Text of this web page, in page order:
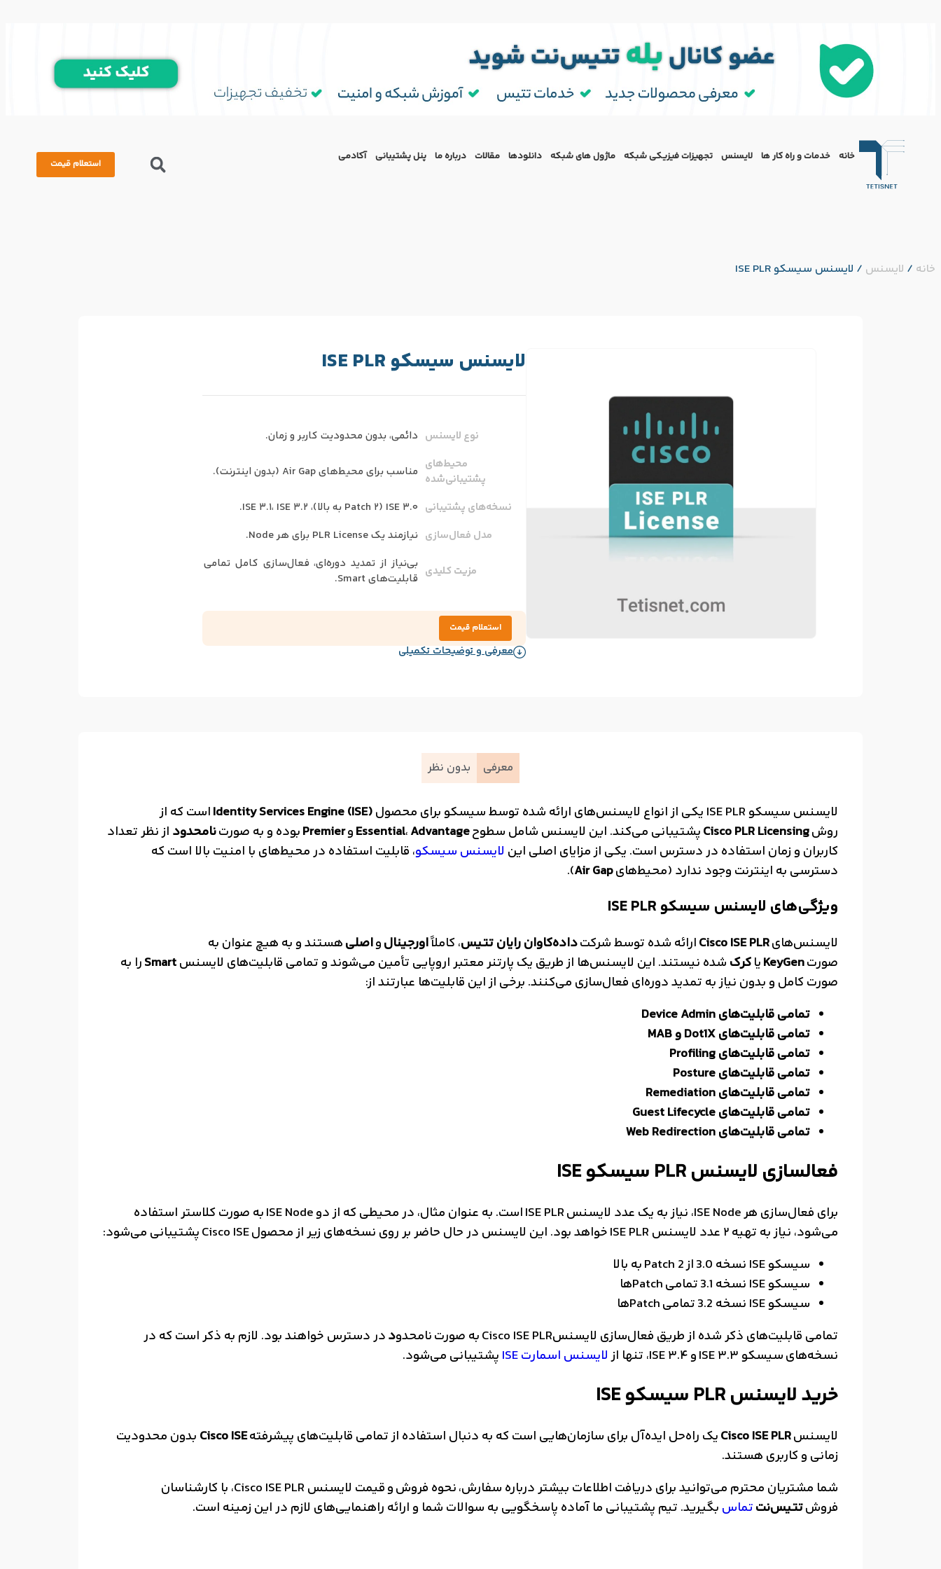
خانه خدمات و راه کار ها لایسنس تجهیزات فیزیکی شبکه ماژول‌ های شبکه دانلودها مقالات درباره ما پنل پشتیبانی آکادمی
استعلام قیمت
خانه / لایسنس / لایسنس سیسکو ISE PLR
لایسنس سیسکو ISE PLR
نوع لایسنس دائمی، بدون محدودیت کاربر و زمان.
محیط‌های
پشتیبانی‌شده مناسب برای محیط‌های Air Gap (بدون اینترنت).
نسخه‌های پشتیبانی ISE 3.0 (Patch 2 به بالا)، ISE 3.1، ISE 3.2.
مدل فعال‌سازی نیازمند یک PLR License برای هر Node.
مزیت کلیدی بی‌نیاز از تمدید دوره‌ای، فعال‌سازی کامل تمامی
قابلیت‌های Smart.
استعلام قیمت
معرفی و توضیحات تکمیلی
معرفی بدون نظر
لایسنس سیسکو ISE PLR یکی از انواع لایسنس‌های ارائه شده توسط سیسکو برای محصول Identity Services Engine (ISE)است که از
روشCisco PLR Licensingپشتیبانی می‌کند. این لایسنس شامل سطوح Essential،Advantage وPremierبوده و به صورتنامحدود از نظر تعداد
کاربران و زمان استفاده در دسترس است. یکی از مزایای اصلی این لایسنس سیسکو، قابلیت استفاده در محیط‌های با امنیت بالا است که
دسترسی به اینترنت وجود ندارد (محیط‌هایAir Gap
).
ویژگی‌های لایسنس سیسکو ISE PLR
لایسنس‌هایCisco ISE PLRارائه شده توسط شرکتداده‌کاوان رایان تتیس، کاملاًاورجینالواصلیهستند و به هیچ عنوان به
صورتKeyGenیاکرک شده نیستند. این لایسنس‌ها از طریق یک پارتنر معتبر اروپایی تأمین می‌شوند و تمامی قابلیت‌های لایسنسSmartرا به
صورت کامل و بدون نیاز به تمدید دوره‌ای فعال‌سازی می‌کنند. برخی از این قابلیت‌ها عبارتند از:
تمامی قابلیت‌های Device Admin
تمامی قابلیت‌های Dot1X و MAB
تمامی قابلیت‌های Profiling
تمامی قابلیت‌های Posture
تمامی قابلیت‌های Remediation
تمامی قابلیت‌های Guest Lifecycle
تمامی قابلیت‌های Web Redirection
فعالسازی لایسنس PLR سیسکو ISE
برای فعال‌سازی هر ISE Node، نیاز به یک عدد لایسنس ISE PLR است. به عنوان مثال، در محیطی که از دو ISE Node به صورت کلاستر استفاده
می‌شود، نیاز به تهیه 2 عدد لایسنس ISE PLR خواهد بود. این لایسنس در حال حاضر بر روی نسخه‌های زیر از محصول Cisco ISE پشتیبانی می‌شود:
سیسکو ISE نسخه 3.0 از Patch 2 به بالا
سیسکو ISE نسخه 3.1 تمامی Patchها
سیسکو ISE نسخه 3.2 تمامی Patchها
تمامی قابلیت‌های ذکر شده از طریق فعال‌سازی لایسنسCisco ISE PLR به صورت نامحدو
ددر دسترس خواهند بود. لازم به ذکر است که در
نسخه‌های سیسکو ISE 3.3 و ISE 3.4، تنها از
لایسنس اسمارت ISE پشتیبانی می‌شود.
خرید لایسنس PLR سیسکو ISE
لایسنسCisco ISE PLRیک راه‌حل ایده‌آل برای سازمان‌هایی است که به دنبال استفاده از تمامی قابلیت‌های پیشرفتهCisco ISE بدون محدودیت
زمانی و کاربری هستند.
شما مشتریان محترم می‌توانید برای دریافت اطلاعات بیشتر درباره سفارش، نحوه فروش و قیمت لایسنس Cisco ISE PLR، با کارشناسان
فروشتتیس‌نتتماس بگیرید. تیم پشتیبانی ما آماده پاسخگویی به سوالات شما و ارائه راهنمایی‌های لازم در این زمینه است.